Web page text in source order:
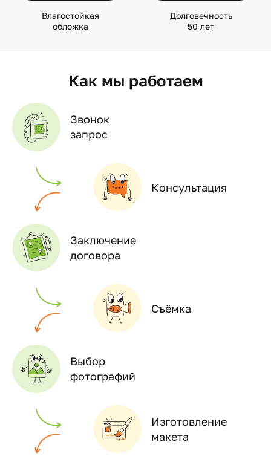
Влагостойкая
обложка
Долговечность
50 лет
Как мы работаем
Звонок
запрос
Консультация
Заключение
договора
Съёмка
Выбор
фотографий
Изготовление
макета